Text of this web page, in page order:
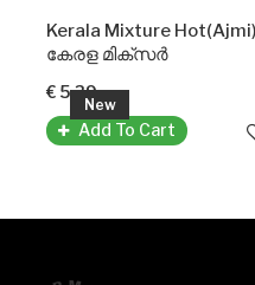
New
Kerala Mixture Hot(Ajmi)
കേരള മിക്സർ
€ 5.39
Add To Cart